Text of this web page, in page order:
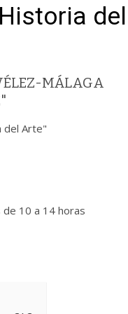
del
MÁLAGA
del Arte"
10 a 14 horas